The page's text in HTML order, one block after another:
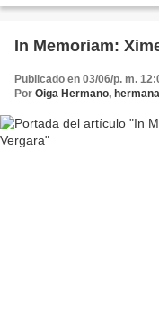
In Memoriam:
Publicado en 03/06/p. m.
Por Oiga Hermano, hermana